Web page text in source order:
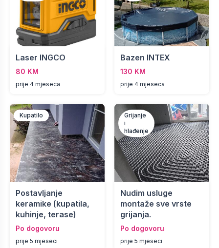
Laser INGCO
80 KM
prije 4 mjeseca
Bazen INTEX
130 KM
prije 4 mjeseca
Kupatilo
Postavljanje
keramike (kupatila,
kuhinje, terase)
Po dogovoru
prije 5 mjeseci
Grijanje
i
hlađenje
Nudim usluge
montaže sve vrste
grijanja.
Po dogovoru
prije 5 mjeseci